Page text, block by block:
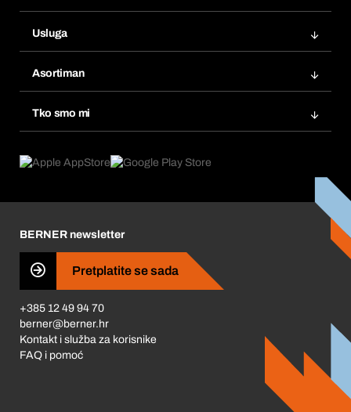
Popisi želja
Ponovno naručivanje
Pretplate
Usluga
Tražitelji proizvoda
Asortiman
Tko smo mi
Što nas pokreće
Business Conduct
BERNER newsletter
Pretplatite se sada
+385 12 49 94 70
berner@berner.hr
Kontakt i služba za korisnike
FAQ i pomoć